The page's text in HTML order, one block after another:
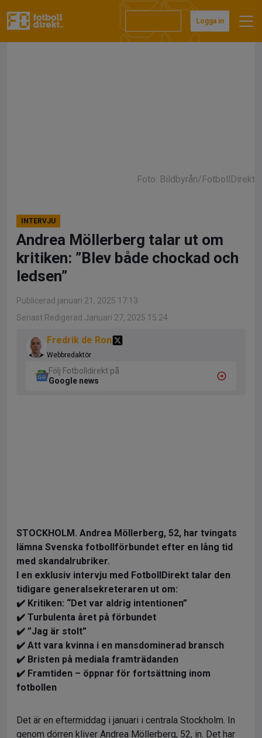
till
Logga in
Foto: Bildbyrån/FotbollDirekt
INTERVJU
Andrea Möllerberg talar ut om
kritiken: ”Blev både chockad och
ledsen”
Publicerad januari 21, 2025 17:13
Senast Redigerad Januari 27, 2025 15:24
Fredrik de Ron
Webbredaktör
Följ Fotbolldirekt på
Google news
STOCKHOLM. Andrea Möllerberg, 52, har tvingats
lämna Svenska fotbollförbundet efter en lång tid
med skandalrubriker.
I en exklusiv intervju med FotbollDirekt talar den
tidigare generalsekreteraren ut om:
✔️ Kritiken: “Det var aldrig intentionen”
✔️ Turbulenta året på förbundet
✔️ ”Jag är stolt”
✔️ Att vara kvinna i en mansdominerad bransch
✔️ Bristen på mediala framträdanden
✔️ Framtiden – öppnar för fortsättning inom
fotbollen
Det är en eftermiddag i januari i centrala Stockholm. In
genom dörren kliver Andrea Möllerberg, 52, in. Det har